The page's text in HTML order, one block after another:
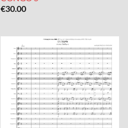
€30.00